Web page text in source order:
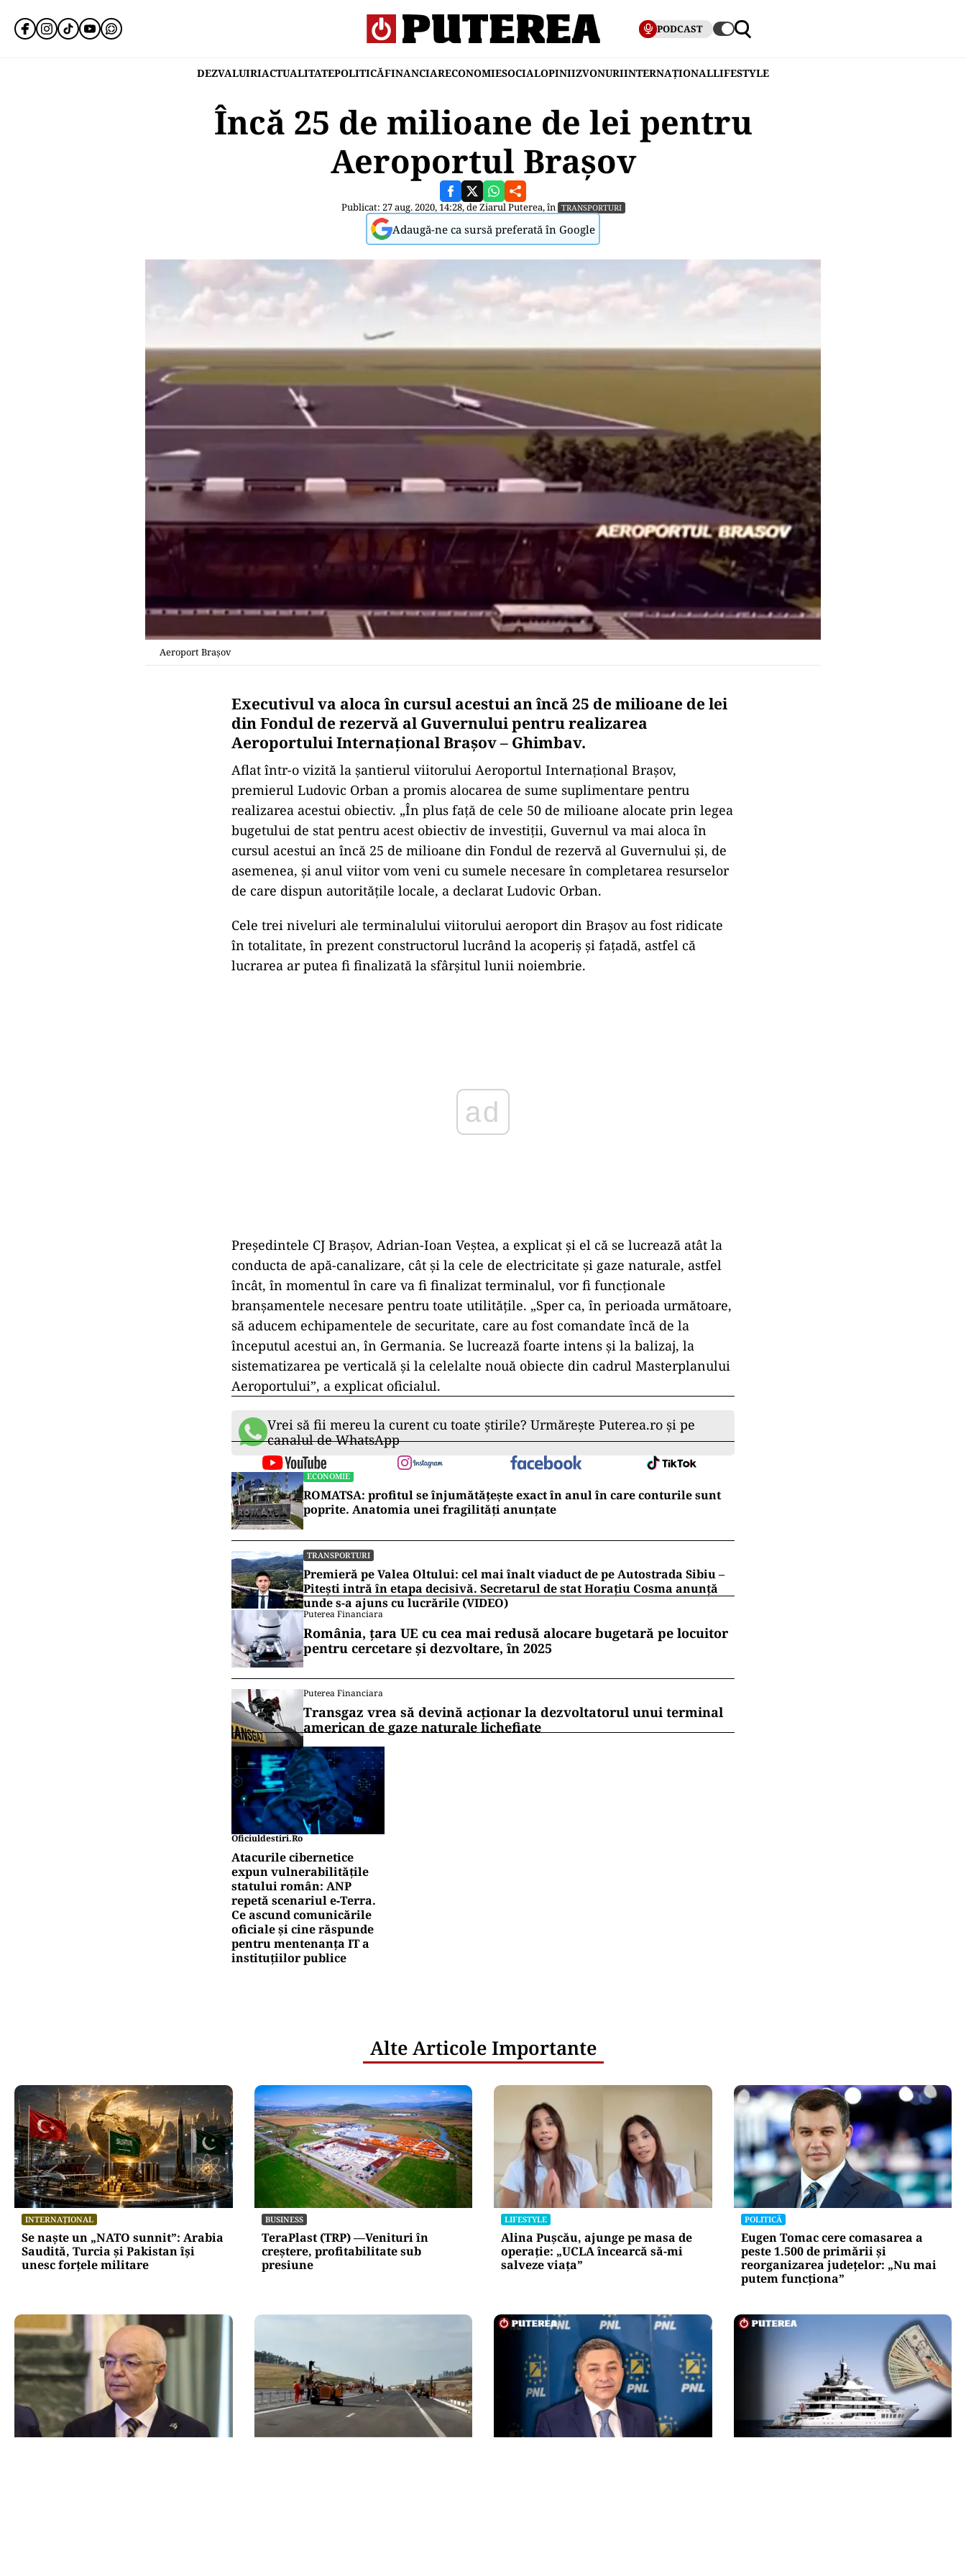
PODCAST
DEZVALUIRIACTUALITATEPOLITICĂFINANCIARECONOMIESOCIALOPINIIZVONURIINTERNAȚIONALLIFESTYLE
Încă 25 de milioane de lei pentru
Aeroportul Brașov
Publicat: 27 aug. 2020, 14:28, deZiarul Puterea, în TRANSPORTURI
Adaugă-ne ca sursă preferată în Google
Aeroport Brașov
Executivul va aloca în cursul acestui an încă 25 de milioane de lei
din Fondul de rezervă al Guvernului pentru realizarea
Aeroportului Internaţional Braşov – Ghimbav.
Aflat într-o vizită la şantierul viitorului Aeroportul Internaţional Braşov,
premierul Ludovic Orban a promis alocarea de sume suplimentare pentru
realizarea acestui obiectiv. „În plus faţă de cele 50 de milioane alocate prin legea
bugetului de stat pentru acest obiectiv de investiţii, Guvernul va mai aloca în
cursul acestui an încă 25 de milioane din Fondul de rezervă al Guvernului şi, de
asemenea, şi anul viitor vom veni cu sumele necesare în completarea resurselor
de care dispun autorităţile locale, a declarat Ludovic Orban.
Cele trei niveluri ale terminalului viitorului aeroport din Braşov au fost ridicate
în totalitate, în prezent constructorul lucrând la acoperiş şi faţadă, astfel că
lucrarea ar putea fi finalizată la sfârşitul lunii noiembrie.
Preşedintele CJ Braşov, Adrian-Ioan Veştea, a explicat și el că se lucrează atât la
conducta de apă-canalizare, cât şi la cele de electricitate şi gaze naturale, astfel
încât, în momentul în care va fi finalizat terminalul, vor fi funcționale
branşamentele necesare pentru toate utilităţile. „Sper ca, în perioada următoare,
să aducem echipamentele de securitate, care au fost comandate încă de la
începutul acestui an, în Germania. Se lucrează foarte intens şi la balizaj, la
sistematizarea pe verticală şi la celelalte nouă obiecte din cadrul Masterplanului
Aeroportului”, a explicat oficialul.
Vrei să fii mereu la curent cu toate știrile? Urmărește Puterea.ro și pe
canalul de WhatsApp
ECONOMIE
ROMATSA: profitul se înjumătățește exact în anul în care conturile sunt
poprite. Anatomia unei fragilități anunțate
TRANSPORTURI
Premieră pe Valea Oltului: cel mai înalt viaduct de pe Autostrada Sibiu –
Pitești intră în etapa decisivă. Secretarul de stat Horațiu Cosma anunță
unde s-a ajuns cu lucrările (VIDEO)
Puterea Financiara
România, țara UE cu cea mai redusă alocare bugetară pe locuitor
pentru cercetare și dezvoltare, în 2025
Puterea Financiara
Transgaz vrea să devină acționar la dezvoltatorul unui terminal
american de gaze naturale lichefiate
Oficiuldestiri.ro
Atacurile cibernetice
expun vulnerabilitățile
statului român: ANP
repetă scenariul e‑Terra.
Ce ascund comunicările
oficiale și cine răspunde
pentru mentenanța IT a
instituțiilor publice
Alte Articole Importante
INTERNAȚIONAL
Se naște un „NATO sunnit”: Arabia
Saudită, Turcia și Pakistan își
unesc forțele militare
BUSINESS
TeraPlast (TRP) —Venituri în
creștere, profitabilitate sub
presiune
LIFESTYLE
Alina Pușcău, ajunge pe masa de
operație: „UCLA încearcă să-mi
salveze viața”
POLITICĂ
Eugen Tomac cere comasarea a
peste 1.500 de primării și
reorganizarea județelor: „Nu mai
putem funcționa”